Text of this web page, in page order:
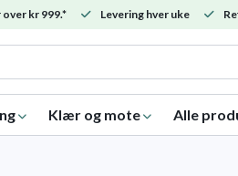
kr 999.* Levering hver uke
Klær og mote Alle